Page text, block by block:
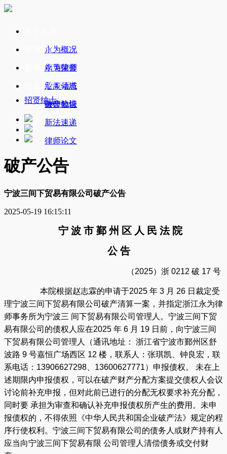
永为概况
永为荣誉
业务领域
办公地址
律师团队
精英律师
新闻公告
新闻动态
破产公告
理论与研究
法律知识
新法速递
律师论文
招贤纳士
破产公告
宁波三间下贸易有限公司破产公告
2025-05-19 16:15:11
宁 波 市 鄞 州 区 人 民 法 院
公 告
（2025）浙 0212 破 17 号
本院根据赵志霖的申请于2025 年 3 月 26 日裁定受
理宁波三间下贸易有限公司破产清算一案，并指定浙江永为律
师事务所为宁波三 间下贸易有限公司管理人。宁波三间下贸
易有限公司的债权人应在2025 年 6 月 19 日前，向宁波三间
下贸易有限公司管理人（通讯地址： 浙江省宁波市鄞州区舒
波路 9 号嘉恒广场西区 12 楼，联系人：张琪凯、钟良宏，联
系电话： 13906627298 13600627771）申报债权。 未在上
述期限内申报债权，可以在破产财产分配方案提交债权人会议
讨论前补充申报，但对此前已进行的分配无权要求补充分配，
同时要 承担为审查和确认补充申报债权所产生的费用。未申
报债权的，不得依照《中华人民共和国企业破产法》规定的程
序行使权利。宁波三间下贸易有限公司的债务人或财产持有人
应当向宁波三间下贸易有限 公司管理人清偿债务或交付财